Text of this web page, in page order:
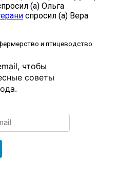
(а) Ольга
спросил (а) Вера
и птицеводство
чтобы
советы